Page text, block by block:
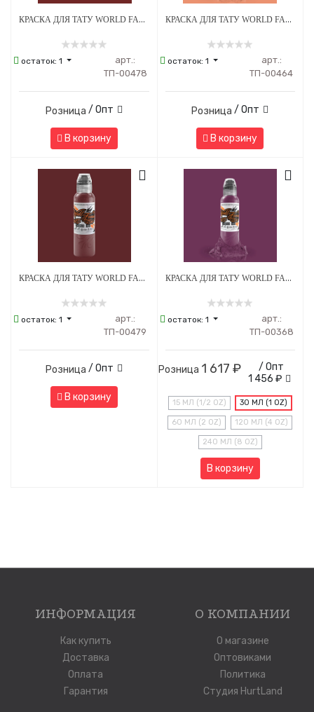
КРАСКА ДЛЯ ТАТУ WORLD FAMOUS DIMA NBK - FIRE RED #3 - 30МЛ
остаток:1
арт.:
ТП-00478
Розница / Опт
В корзину
КРАСКА ДЛЯ ТАТУ WORLD FAMOUS SANDRA DAUKSHTA HOPELESS ROMANCE - DRY PETALS - 30МЛ
остаток: 1
арт.:
ТП-00464
Розница / Опт
В корзину
КРАСКА ДЛЯ ТАТУ WORLD FAMOUS DIMA NBK - FIRE RED #4 - 30МЛ
остаток:1
арт.:
ТП-00479
Розница / Опт
В корзину
КРАСКА ДЛЯ ТАТУ WORLD FAMOUS BLACKBERRY
остаток: 1
арт.:
ТП-00368
Розница 1 617 ₽
/ Опт
1 456 ₽
15 МЛ (1/2 OZ) 30 МЛ (1 OZ)
60 МЛ (2 OZ) 120 МЛ (4 OZ)
240 МЛ (8 OZ)
В корзину
ИНФОРМАЦИЯ
Как купить
Доставка
Оплата
Гарантия
О КОМПАНИИ
О магазине
Оптовиками
Политика
Студия HurtLand